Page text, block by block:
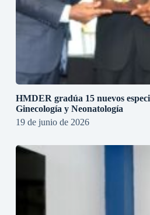
HMDER gradúa 15 nuevos
Ginecología y Neonatología
19 de junio de 2026